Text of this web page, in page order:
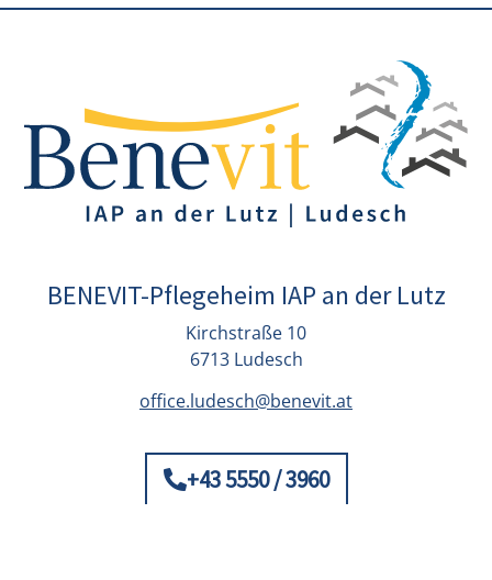
BENEVIT-Pflegeheim IAP an der Lutz
Kirchstraße 10
6713 Ludesch
office.ludesch@benevit.at
+43 5550 / 3960